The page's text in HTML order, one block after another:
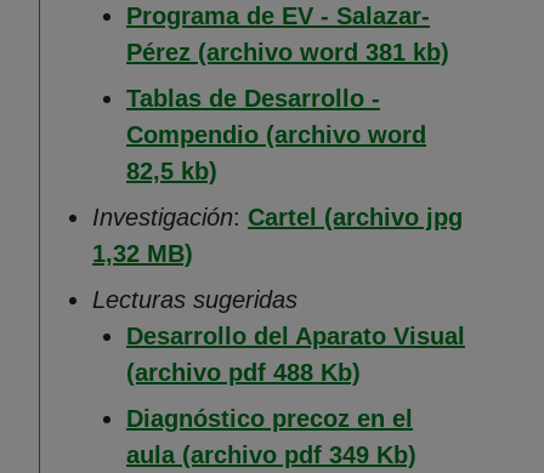
Programa de EV - Salazar-
Pérez (archivo word 381 kb)
Tablas de Desarrollo -
Compendio (archivo word
82,5 kb)
Investigación: Cartel (archivo jpg
1,32 MB)
Lecturas sugeridas
Desarrollo del Aparato Visual
(archivo pdf 488 Kb)
Diagnóstico precoz en el
aula (archivo pdf 349 Kb)